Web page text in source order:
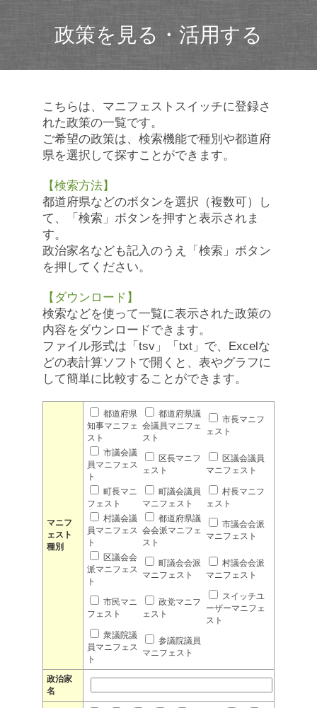
政策を見る・活用する
こちらは、マニフェストスイッチに登録さ
れた政策の一覧です。
ご希望の政策は、検索機能で種別や都道府
県を選択して探すことができます。
【検索方法】
都道府県などのボタンを選択（複数可）し
て、「検索」ボタンを押すと表示されま
す。
政治家名なども記入のうえ「検索」ボタン
を押してください。
【ダウンロード】
検索などを使って一覧に表示された政策の
内容をダウンロードできます。
ファイル形式は「tsv」「txt」で、Excelな
どの表計算ソフトで開くと、表やグラフに
して簡単に比較することができます。
マニフ
ェスト
種別
都道府県
知事マニフェ
スト
都道府県議
会議員マニフェ
スト
市長マニフ
ェスト
市議会議
員マニフェス
ト
区長マニフ
ェスト
区議会議員
マニフェスト
町長マニ
フェスト
町議会議員
マニフェスト
村長マニフ
ェスト
村議会議
員マニフェス
ト
都道府県議
会会派マニフェ
スト
市議会会派
マニフェスト
区議会会
派マニフェス
ト
町議会会派
マニフェスト
村議会会派
マニフェスト
市民マニ
フェスト
政党マニフ
ェスト
スイッチユ
ーザーマニフェ
スト
衆議院議
員マニフェス
ト
参議院議員
マニフェスト
政治家
名